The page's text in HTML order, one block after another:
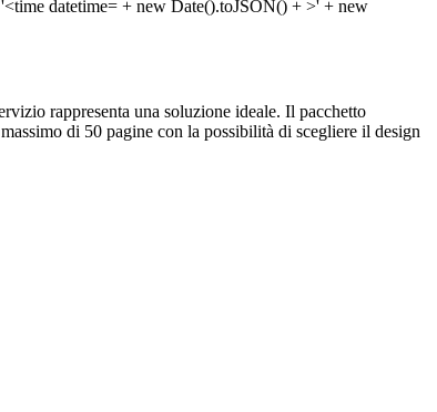
rappresenta una soluzione ideale. Il pacchetto
di 50 pagine con la possibilità di scegliere il design